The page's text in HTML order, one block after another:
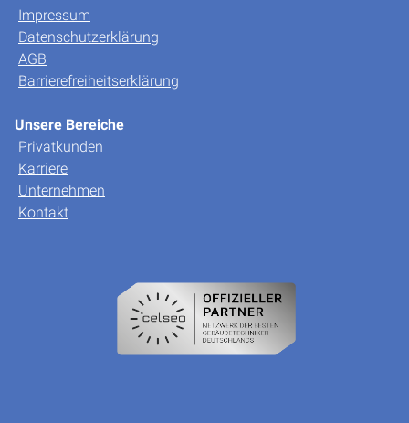
Impressum
Datenschutzerklärung
AGB
Barrierefreiheitserklärung
Unsere Bereiche
Privatkunden
Karriere
Unternehmen
Kontakt